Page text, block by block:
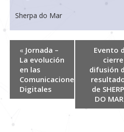
Sherpa do Mar
« Jornada –
La evolución
en las
Comunicaciones
Digitales
Evento
difusión
de
DO MAR